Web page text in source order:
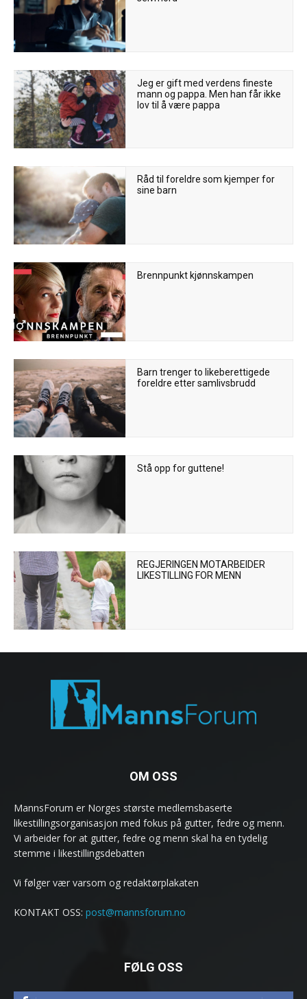
Jeg er gift med verdens fineste
mann og pappa. Men han får ikke
lov til å være pappa
Råd til foreldre som kjemper for
sine barn
Brennpunkt kjønnskampen
Barn trenger to likeberettigede
foreldre etter samlivsbrudd
Stå opp for guttene!
REGJERINGEN MOTARBEIDER
LIKESTILLING FOR MENN
OM OSS
MannsForum er Norges største medlemsbaserte
likestillingsorganisasjon med fokus på gutter, fedre og menn.
Vi arbeider for at gutter, fedre og menn skal ha en tydelig
stemme i likestillingsdebatten
Vi følger vær varsom og redaktørplakaten
KONTAKT OSS: post@mannsforum.no
FØLG OSS